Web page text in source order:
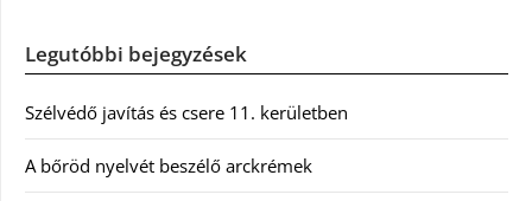
Legutóbbi bejegyzések
Szélvédő javítás és csere 11. kerületben
A bőröd nyelvét beszélő arckrémek